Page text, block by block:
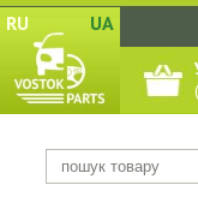
RU UA
(